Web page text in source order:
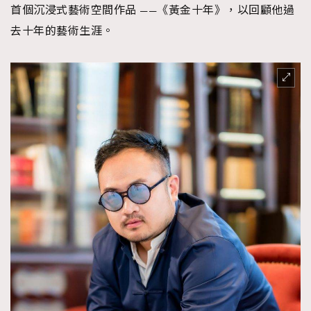
首個沉浸式藝術空間作品 ——《黃金十年》，以回顧他過
去十年的藝術生涯。